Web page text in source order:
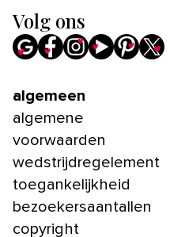
Volg ons
algemeen
algemene
voorwaarden
wedstrijdregelement
toegankelijkheid
bezoekersaantallen
copyright